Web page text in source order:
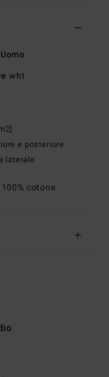
wht
e posteriore
laterale
cotone